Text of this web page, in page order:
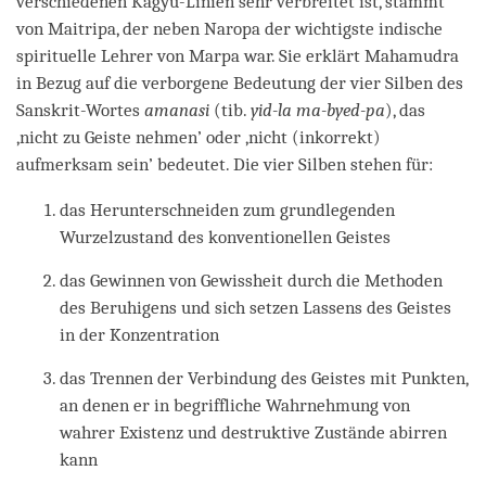
von Maitripa, der neben Naropa der wichtigste indische
spirituelle Lehrer von Marpa war. Sie erklärt Mahamudra
in Bezug auf die verborgene Bedeutung der vier Silben des
Sanskrit-Wortes amanasi (tib. yid-la ma-byed-pa), das
‚nicht zu Geiste nehmen’ oder ‚nicht (inkorrekt)
aufmerksam sein’ bedeutet. Die vier Silben stehen für:
das Herunterschneiden zum grundlegenden
Wurzelzustand des konventionellen Geistes
das Gewinnen von Gewissheit durch die Methoden
des Beruhigens und sich setzen Lassens des Geistes
in der Konzentration
das Trennen der Verbindung des Geistes mit Punkten,
an denen er in begriffliche Wahrnehmung von
wahrer Existenz und destruktive Zustände abirren
kann